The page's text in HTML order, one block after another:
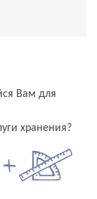
Вам для
хранения?